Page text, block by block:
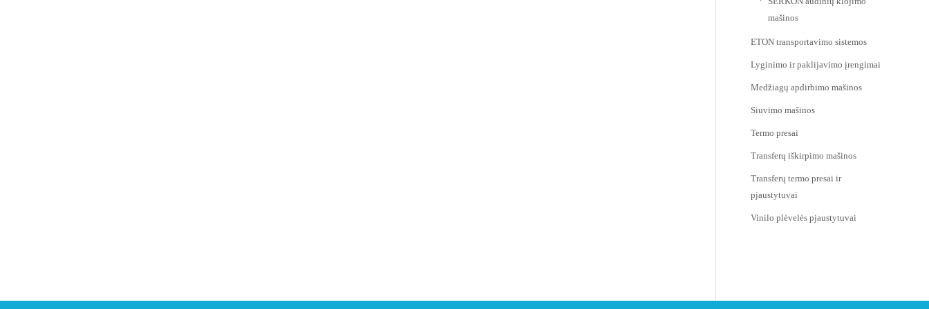
mašinos
ETON transportavimo sistemos
Lyginimo ir paklijavimo įrengimai
Medžiagų apdirbimo mašinos
Siuvimo mašinos
Termo presai
Transferų iškirpimo mašinos
Transferų termo presai ir
pjaustytuvai
Vinilo plėvelės pjaustytuvai